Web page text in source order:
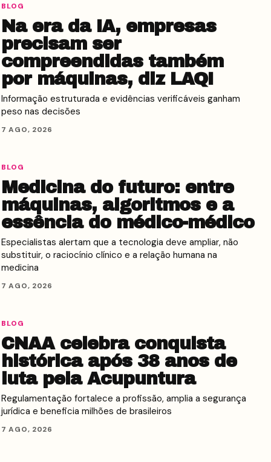
BLOG
Na era da IA, empresas
precisam ser
compreendidas também
por máquinas, diz LAQI
Informação estruturada e evidências verificáveis ganham
peso nas decisões
7 AGO, 2026
BLOG
Medicina do futuro: entre
máquinas, algoritmos e a
essência do médico-médico
Especialistas alertam que a tecnologia deve ampliar, não
substituir, o raciocínio clínico e a relação humana na
medicina
7 AGO, 2026
BLOG
CNAA celebra conquista
histórica após 38 anos de
luta pela Acupuntura
Regulamentação fortalece a profissão, amplia a segurança
jurídica e beneficia milhões de brasileiros
7 AGO, 2026